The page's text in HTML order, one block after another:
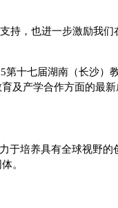
持，也进一步激励我们
十七届湖南（长沙）
及产学合作方面的最
于培养具有全球视野的
。